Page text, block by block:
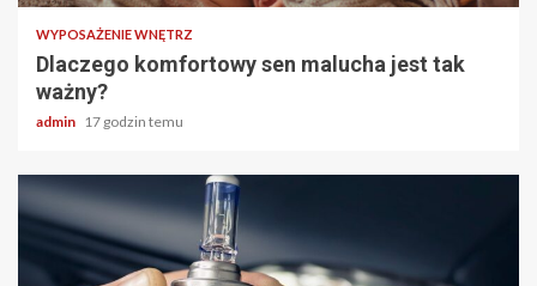
WYPOSAŻENIE WNĘTRZ
Dlaczego komfortowy sen malucha jest tak
ważny?
admin 17 godzin temu